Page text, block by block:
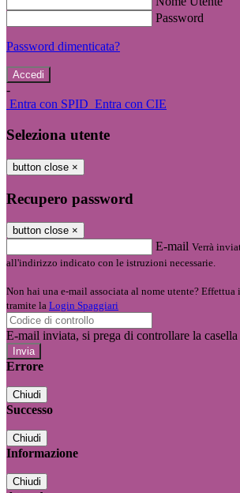
Password
Password dimenticata?
-
Entra con SPID Entra con CIE
Seleziona utente
button close ×
Recupero password
button close ×
E-mail Verrà
all'indirizzo indicato con le istruzioni necessarie.
Non hai una e-mail associata al nome utente? Effettua
tramite la Login Spaggiari
E-mail inviata, si prega di controllare la
Errore
Chiudi
Successo
Chiudi
Informazione
Chiudi